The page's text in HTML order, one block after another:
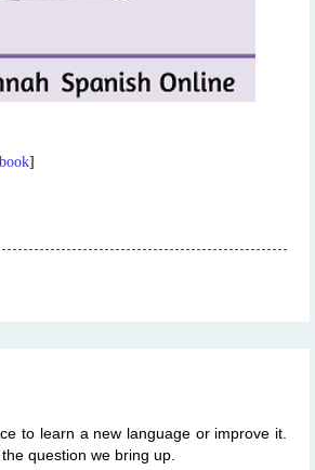
]
to learn a new language or improve it.
question we bring up.